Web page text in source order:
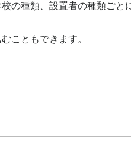
の種類、設置者の種類ごと
こともできます。